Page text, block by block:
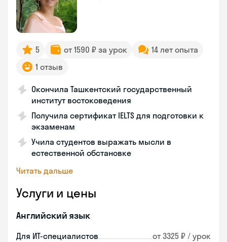
5 от 1590 ₽ за урок
14 лет опыта
1 отзыв
Окончила Ташкентский государственный
институт востоковедения
Получила сертификат IELTS для подготовки к
экзаменам
Учила студентов выражать мысли в
естественной обстановке
Читать дальше
Услуги и цены
Английский язык
Для ИТ-специалистов от 3325 ₽ / урок